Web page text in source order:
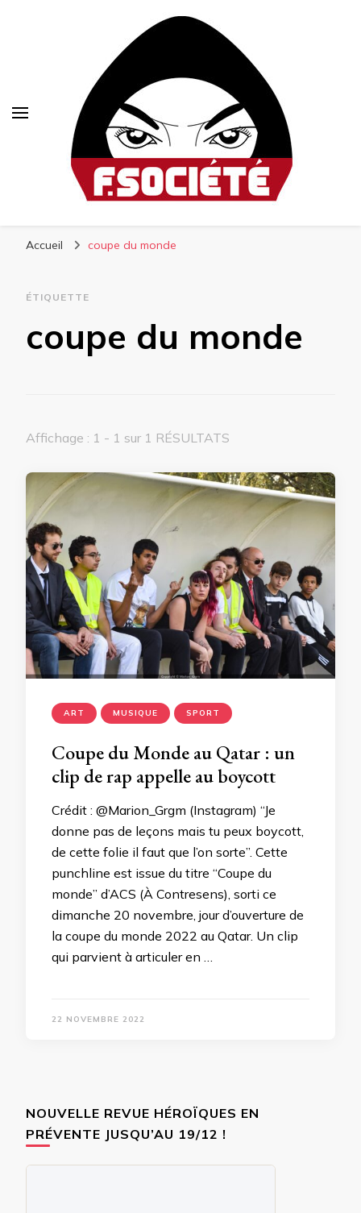
Accueil coupe du monde
ÉTIQUETTE
coupe du monde
Affichage : 1 - 1 sur 1 RÉSULTATS
ART MUSIQUE SPORT
Coupe du Monde au Qatar : un
clip de rap appelle au boycott
Crédit : @Marion_Grgm (Instagram) “Je
donne pas de leçons mais tu peux boycott,
de cette folie il faut que l’on sorte”. Cette
punchline est issue du titre “Coupe du
monde” d’ACS (À Contresens), sorti ce
dimanche 20 novembre, jour d’ouverture de
la coupe du monde 2022 au Qatar. Un clip
qui parvient à articuler en …
22 NOVEMBRE 2022
NOUVELLE REVUE HÉROÏQUES EN
PRÉVENTE JUSQU’AU 19/12 !